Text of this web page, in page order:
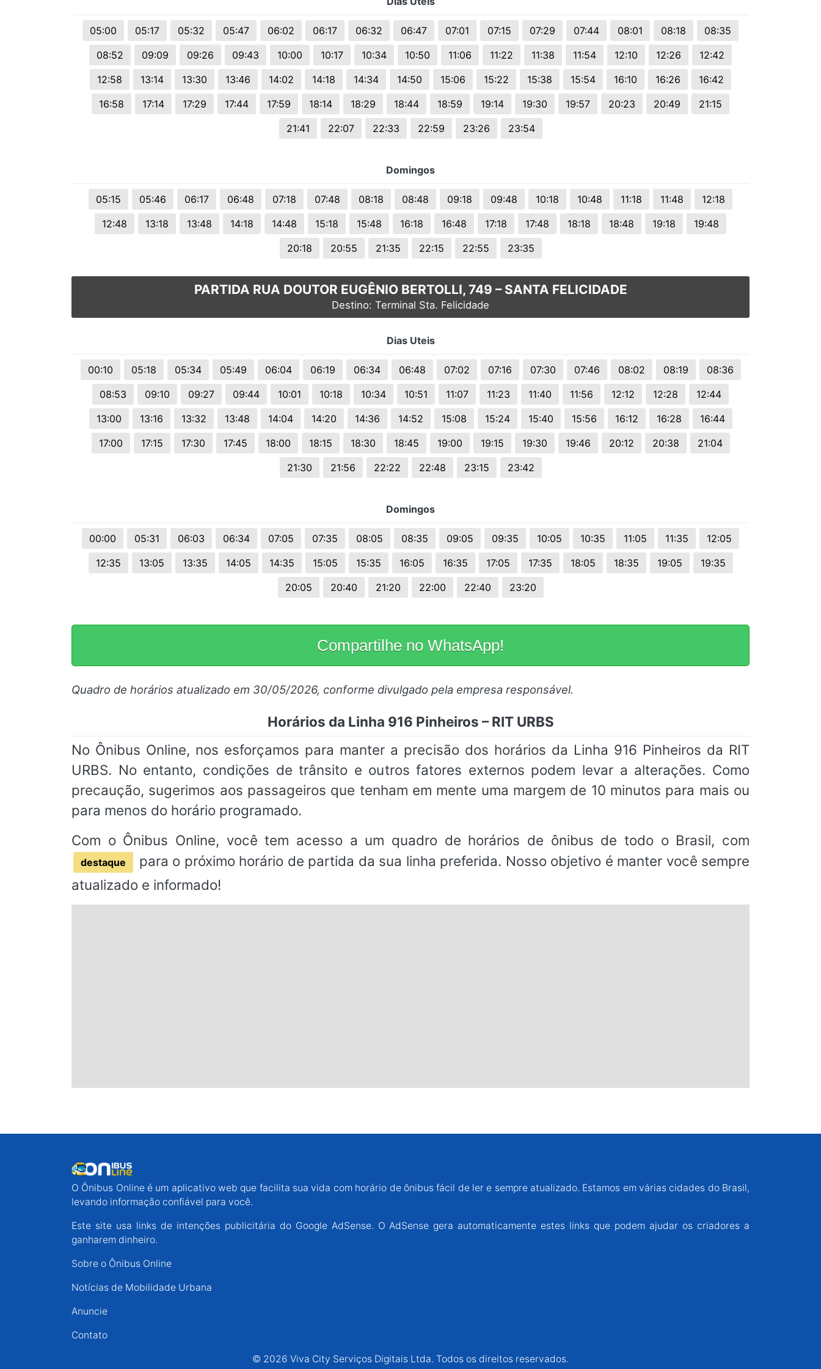
05:00 05:17 05:32 05:47 06:02 06:17 06:32 06:47 07:01 07:15 07:29 07:44 08:01 08:18
08:35
08:52
09:09 09:26 09:43 10:00 10:17 10:34 10:50 11:06 11:22 11:38 11:54 12:10 12:26
12:42
12:58
13:14 13:30 13:46 14:02 14:18 14:34 14:50 15:06 15:22 15:38 15:54 16:10 16:26
16:42
16:58
17:14 17:29 17:44 17:59 18:14 18:29 18:44 18:59 19:14 19:30 19:57 20:23 20:49
21:15
21:41
22:07 22:33 22:59 23:26 23:54
Domingos
05:15 05:46 06:17 06:48 07:18 07:48 08:18 08:48 09:18 09:48 10:18 10:48 11:18 11:48
12:18
12:48
13:18 13:48 14:18 14:48 15:18 15:48 16:18 16:48 17:18 17:48 18:18 18:48 19:18
19:48
20:18
20:55 21:35 22:15 22:55 23:35
PARTIDA RUA DOUTOR EUGÊNIO BERTOLLI, 749 – SANTA FELICIDADE
Destino: Terminal Sta. Felicidade
Dias Uteis
00:10 05:18 05:34 05:49 06:04 06:19 06:34 06:48 07:02 07:16 07:30 07:46 08:02 08:19
08:36
08:53
09:10 09:27 09:44 10:01 10:18 10:34 10:51 11:07 11:23 11:40 11:56 12:12 12:28
12:44
13:00
13:16 13:32 13:48 14:04 14:20 14:36 14:52 15:08 15:24 15:40 15:56 16:12 16:28
16:44
17:00
17:15 17:30 17:45 18:00 18:15 18:30 18:45 19:00 19:15 19:30 19:46 20:12 20:38
21:04
21:30
21:56 22:22 22:48 23:15 23:42
Domingos
00:00 05:31 06:03 06:34 07:05 07:35 08:05 08:35 09:05 09:35 10:05 10:35 11:05 11:35
12:05
12:35
13:05 13:35 14:05 14:35 15:05 15:35 16:05 16:35 17:05 17:35 18:05 18:35 19:05
19:35
20:05
20:40 21:20 22:00 22:40 23:20
Compartilhe no WhatsApp!
Quadro de horários atualizado em 30/05/2026, conforme divulgado pela empresa responsável.
Horários da Linha 916 Pinheiros – RIT URBS
No Ônibus Online, nos esforçamos para manter a precisão dos horários da Linha 916 Pinheiros da RIT
URBS. No entanto, condições de trânsito e outros fatores externos podem levar a alterações. Como
precaução, sugerimos aos passageiros que tenham em mente uma margem de 10 minutos para mais ou
para menos do horário programado.
Com o Ônibus Online, você tem acesso a um quadro de horários de ônibus de todo o Brasil, com
destaque
para o próximo horário de partida da sua linha preferida. Nosso objetivo é manter você sempre
atualizado e informado!
O Ônibus Online é um aplicativo web que facilita sua vida com horário de ônibus fácil de ler e sempre atualizado. Estamos em várias cidades do Brasil,
levando informação confiável para você.
Este site usa links de intenções publicitária do Google AdSense. O AdSense gera automaticamente estes links que podem ajudar os criadores a
ganharem dinheiro.
Sobre o Ônibus Online
Notícias de Mobilidade Urbana
Anuncie
Contato
© 2026 Viva City Serviços Digitais Ltda. Todos os direitos reservados.